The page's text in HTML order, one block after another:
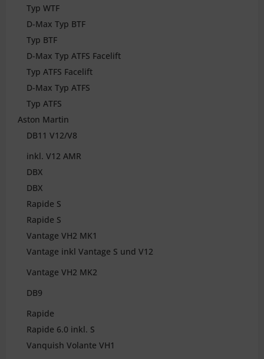
Typ WTF
D-Max Typ BTF
Typ BTF
D-Max Typ ATFS Facelift
Typ ATFS Facelift
D-Max Typ ATFS
Typ ATFS
Aston Martin
DB11 V12/V8
inkl. V12 AMR
DBX
DBX
Rapide S
Rapide S
Vantage VH2 MK1
Vantage inkl Vantage S und V12
Vantage VH2 MK2
DB9
Rapide
Rapide 6.0 inkl. S
Vanquish Volante VH1